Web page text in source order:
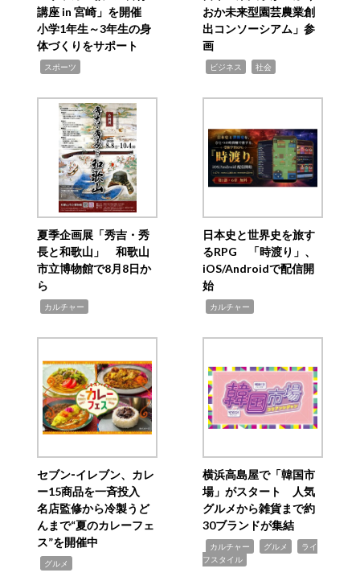
講座 in 宮崎」を開催
小学1年生～3年生の身
体づくりをサポート
スポーツ
おか未来型園芸農業創
出コンソーシアム」参
画
ビジネス 社会
夏季企画展「秀吉・秀
長と和歌山」 和歌山
市立博物館で8月8日か
ら
カルチャー
日本史と世界史を旅す
るRPG 「時渡り」、
iOS/Androidで配信開
始
カルチャー
セブン‐イレブン、カレ
ー15商品を一斉投入
名店監修から冷製うど
んまで“夏のカレーフェ
ス”を開催中
グルメ
横浜高島屋で「韓国市
場」がスタート 人気
グルメから雑貨まで約
30ブランドが集結
カルチャー グルメ
ライ
フスタイル